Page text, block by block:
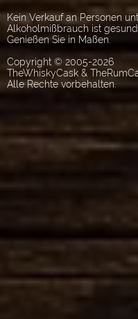
Kein Verkauf an Personen
Alkoholmißbrauch ist
Genießen Sie in Maßen.
Copyright © 2005-2026
TheWhiskyCask &
Alle Rechte vorbehalten.